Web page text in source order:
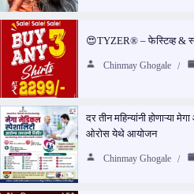
😍TYZER® – फेस्टिव्ह &
Chinmay Ghogale
दर तीन महिन्यांनी होणाऱ्या
ओरोस येथे आयोजन
Chinmay Ghogale